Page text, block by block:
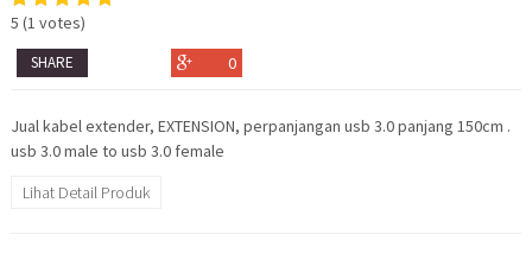
5 (1 votes)
SHARE 0
Jual kabel extender, EXTENSION, perpanjangan usb 3.0 panjang 150cm .
usb 3.0 male to usb 3.0 female
Lihat Detail Produk